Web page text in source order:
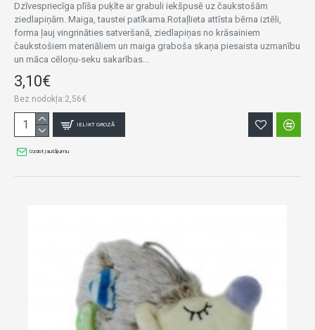
Dzīvespriecīga plīša puķīte ar grabuli iekšpusē uz čaukstošām
ziedlapiņām. Maiga, taustei patīkama.Rotaļlieta attīsta bērna iztēli,
forma ļauj vingrināties satveršanā, ziedlapiņas no krāsainiem
čaukstošiem materiāliem un maiga graboša skaņa piesaista uzmanību
un māca cēloņu-seku sakarības...
3,10€
Bez nodokļa:2,56€
IELIKT GROZĀ
Uzdot jautājumu